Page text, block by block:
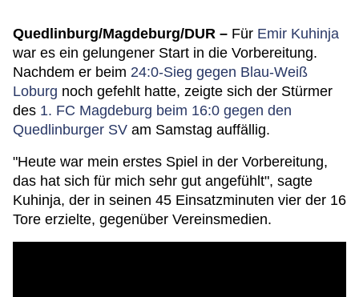
Quedlinburg/Magdeburg/DUR – Für Emir Kuhinja
war es ein gelungener Start in die Vorbereitung.
Nachdem er beim 24:0-Sieg gegen Blau-Weiß
Loburg noch gefehlt hatte, zeigte sich der Stürmer
des 1. FC Magdeburg beim 16:0 gegen den
Quedlinburger SV am Samstag auffällig.
"Heute war mein erstes Spiel in der Vorbereitung,
das hat sich für mich sehr gut angefühlt", sagte
Kuhinja, der in seinen 45 Einsatzminuten vier der 16
Tore erzielte, gegenüber Vereinsmedien.